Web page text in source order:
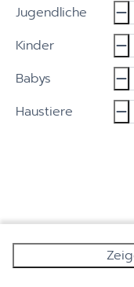
Jugendliche
Kinder
Babys
Haustiere